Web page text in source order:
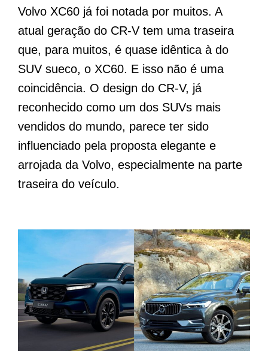
Volvo XC60 já foi notada por muitos. A
atual geração do CR-V tem uma traseira
que, para muitos, é quase idêntica à do
SUV sueco, o XC60. E isso não é uma
coincidência. O design do CR-V, já
reconhecido como um dos SUVs mais
vendidos do mundo, parece ter sido
influenciado pela proposta elegante e
arrojada da Volvo, especialmente na parte
traseira do veículo.